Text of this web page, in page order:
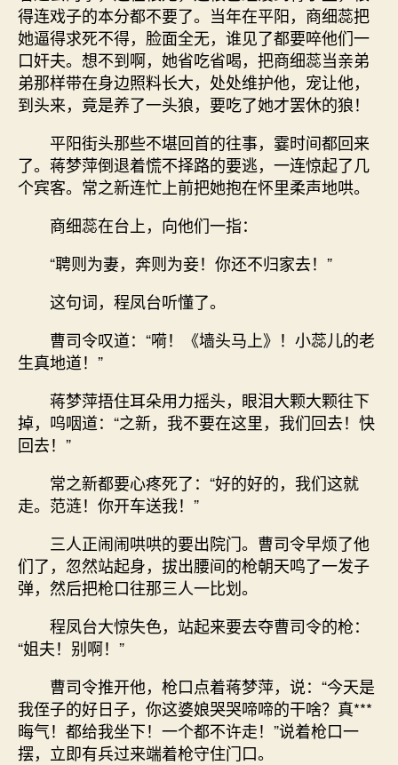
得连戏子的本分都不要了。当年在平阳，商细蕊把
她逼得求死不得，脸面全无，谁见了都要啐他们一
口奸夫。想不到啊，她省吃省喝，把商细蕊当亲弟
弟那样带在身边照料长大，处处维护他，宠让他，
到头来，竟是养了一头狼，要吃了她才罢休的狼！
平阳街头那些不堪回首的往事，霎时间都回来
了。蒋梦萍倒退着慌不择路的要逃，一连惊起了几
个宾客。常之新连忙上前把她抱在怀里柔声地哄。
商细蕊在台上，向他们一指：
“聘则为妻，奔则为妾！你还不归家去！”
这句词，程凤台听懂了。
曹司令叹道：“嗬！《墙头马上》！小蕊儿的老
生真地道！”
蒋梦萍捂住耳朵用力摇头，眼泪大颗大颗往下
掉，呜咽道：“之新，我不要在这里，我们回去！快
回去！”
常之新都要心疼死了：“好的好的，我们这就
走。范涟！你开车送我！”
三人正闹闹哄哄的要出院门。曹司令早烦了他
们了，忽然站起身，拔出腰间的枪朝天鸣了一发子
弹，然后把枪口往那三人一比划。
程凤台大惊失色，站起来要去夺曹司令的枪：
“姐夫！别啊！”
曹司令推开他，枪口点着蒋梦萍，说：“今天是
我侄子的好日子，你这婆娘哭哭啼啼的干啥？真***
晦气！都给我坐下！一个都不许走！”说着枪口一
摆，立即有兵过来端着枪守住门口。